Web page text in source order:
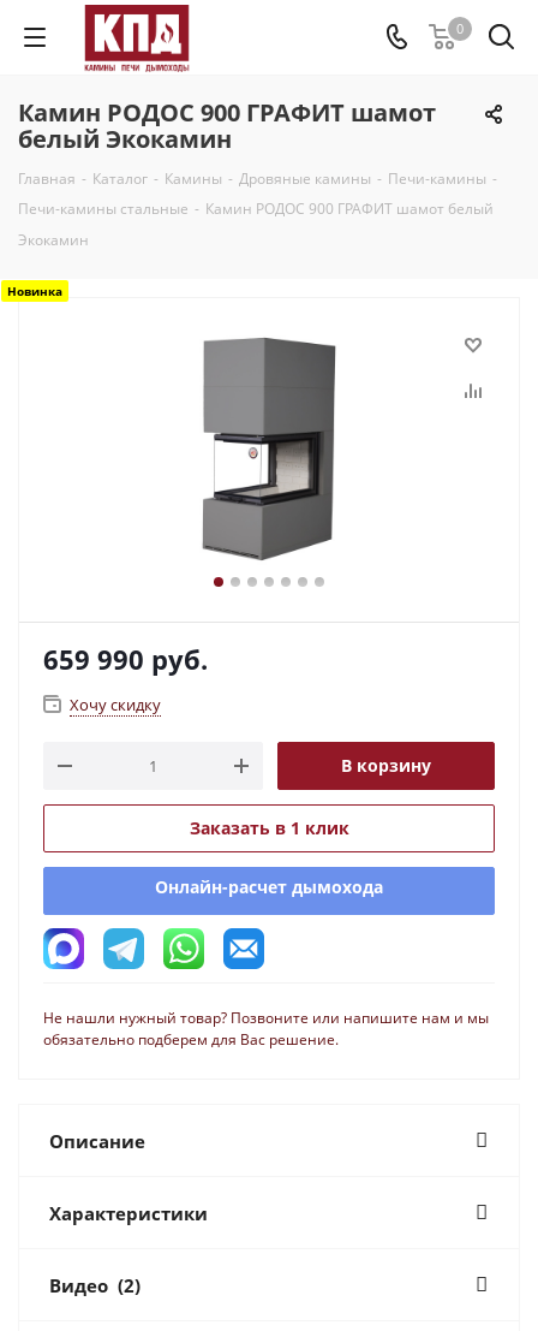
0
Камин РОДОС 900 ГРАФИТ шамот
белый Экокамин
Главная - Каталог - Камины - Дровяные камины - Печи-камины -
Печи-камины стальные - Камин РОДОС 900 ГРАФИТ шамот белый
Экокамин
Новинка
659 990 руб.
Хочу скидку
В корзину
Заказать в 1 клик
Онлайн-расчет дымохода
Не нашли нужный товар? Позвоните или напишите нам и мы
обязательно подберем для Вас решение.
Описание
Характеристики
Видео (2)